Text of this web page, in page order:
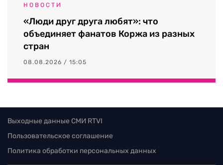
НОВОСТИ
«Люди друг друга любят»: что
объединяет фанатов Коржа из разных
стран
08.08.2026 / 15:05
Выходные данные СМИ RTVI
Пользовательское соглашение
Политика обработки персональных данных